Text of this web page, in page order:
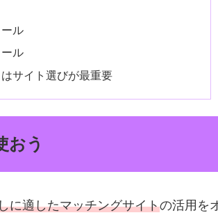
ル
ル
サイト選びが最重要
おう
に適したマッチングサイトの活用を